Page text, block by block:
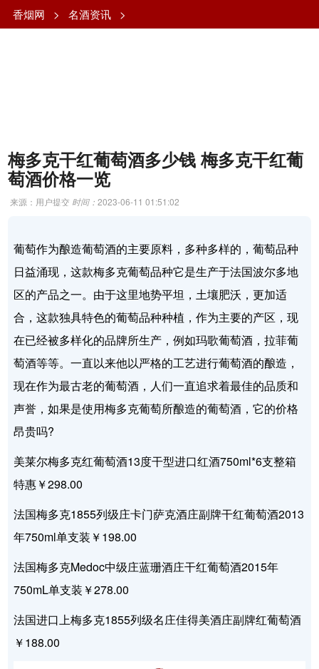
香烟网 > 名酒资讯 >
梅多克干红葡萄酒多少钱 梅多克干红葡
萄酒价格一览
来源：用户提交 时间：2023-06-11 01:51:02
葡萄作为酿造葡萄酒的主要原料，多种多样的，葡萄品种
日益涌现，这款梅多克葡萄品种它是生产于法国波尔多地
区的产品之一。由于这里地势平坦，土壤肥沃，更加适
合，这款独具特色的葡萄品种种植，作为主要的产区，现
在已经被多样化的品牌所生产，例如玛歌葡萄酒，拉菲葡
萄酒等等。一直以来他以严格的工艺进行葡萄酒的酿造，
现在作为最古老的葡萄酒，人们一直追求着最佳的品质和
声誉，如果是使用梅多克葡萄所酿造的葡萄酒，它的价格
昂贵吗?
美莱尔梅多克红葡萄酒13度干型进口红酒750ml*6支整箱
特惠￥298.00
法国梅多克1855列级庄卡门萨克酒庄副牌干红葡萄酒2013
年750ml单支装￥198.00
法国梅多克Medoc中级庄蓝珊酒庄干红葡萄酒2015年
750mL单支装￥278.00
法国进口上梅多克1855列级名庄佳得美酒庄副牌红葡萄酒
￥188.00